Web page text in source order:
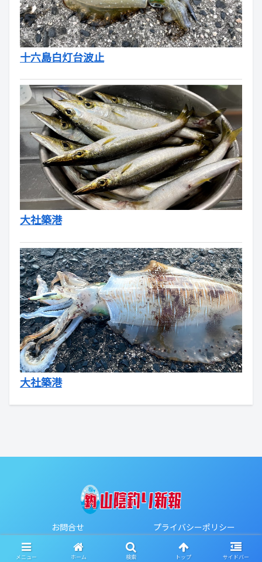
十六島白灯台波止
大社築港
大社築港
お問合せ
プライバシーポリシー
Copyright © 2020-2026 山陰釣り新報 All Rights Reserved.
メニュー ホーム 検索 トップ サイドバー